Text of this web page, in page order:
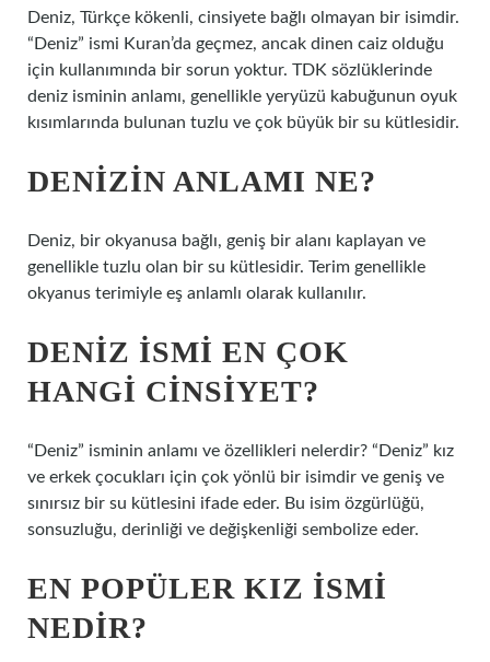
Deniz, Türkçe kökenli, cinsiyete bağlı olmayan bir isimdir.
“Deniz” ismi Kuran’da geçmez, ancak dinen caiz olduğu
için kullanımında bir sorun yoktur. TDK sözlüklerinde
deniz isminin anlamı, genellikle yeryüzü kabuğunun oyuk
kısımlarında bulunan tuzlu ve çok büyük bir su kütlesidir.
DENIZIN ANLAMI NE?
Deniz, bir okyanusa bağlı, geniş bir alanı kaplayan ve
genellikle tuzlu olan bir su kütlesidir. Terim genellikle
okyanus terimiyle eş anlamlı olarak kullanılır.
DENIZ ISMI EN ÇOK
HANGI CINSIYET?
“Deniz” isminin anlamı ve özellikleri nelerdir? “Deniz” kız
ve erkek çocukları için çok yönlü bir isimdir ve geniş ve
sınırsız bir su kütlesini ifade eder. Bu isim özgürlüğü,
sonsuzluğu, derinliği ve değişkenliği sembolize eder.
EN POPÜLER KIZ ISMI
NEDIR?